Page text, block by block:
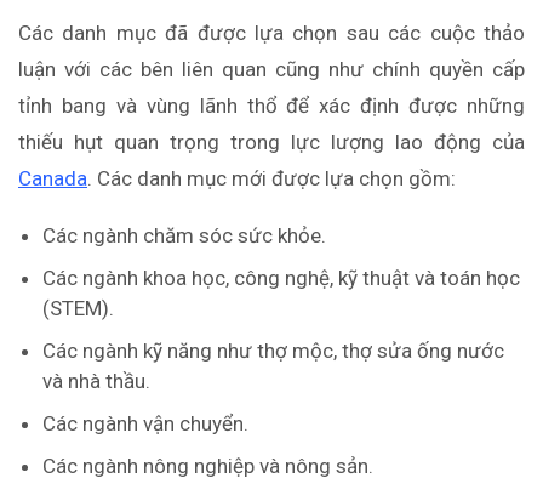
Các danh mục đã được lựa chọn sau các cuộc thảo
luận với các bên liên quan cũng như chính quyền cấp
tỉnh bang và vùng lãnh thổ để xác định được những
thiếu hụt quan trọng trong lực lượng lao động của
Canada. Các danh mục mới được lựa chọn gồm:
Các ngành chăm sóc sức khỏe.
Các ngành khoa học, công nghệ, kỹ thuật và toán học
(STEM).
Các ngành kỹ năng như thợ mộc, thợ sửa ống nước
và nhà thầu.
Các ngành vận chuyển.
Các ngành nông nghiệp và nông sản.